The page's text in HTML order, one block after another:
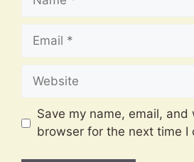
Email
Website
Save my name, email,
browser for the next time I